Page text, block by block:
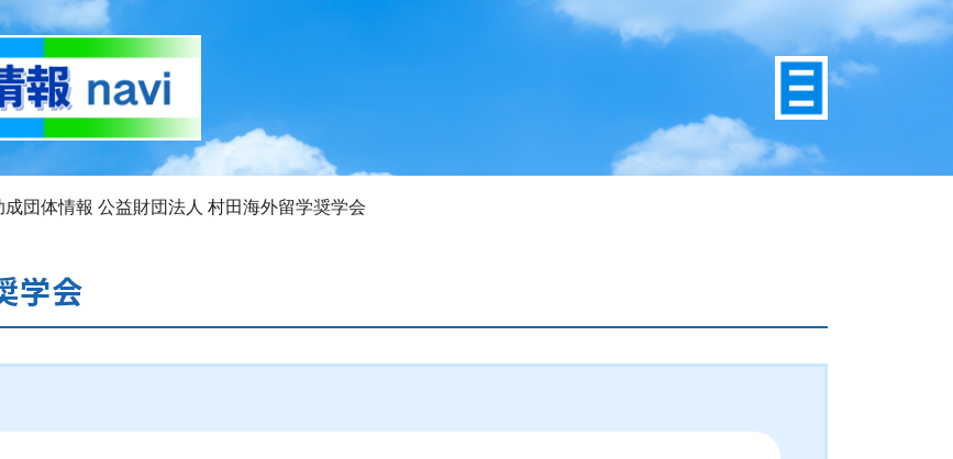
成団体情報 公益財団法人 村田海外留学奨学会
学会